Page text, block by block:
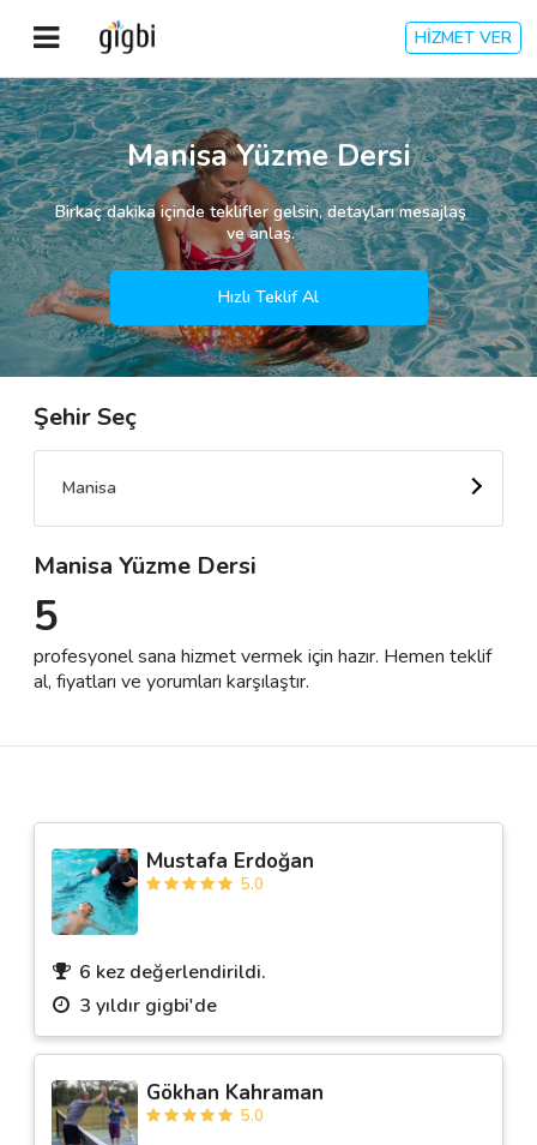
HİZMET VER
Anasayfa
Giriş Yap
Kayıt Ol
Kategoriler
🎈 Biz Kimiz?
🌟 Müşteri Değerlendirmeleri
Destek
İletişim
Manisa Yüzme Dersi
Birkaç dakika içinde teklifler gelsin, detayları mesajlaş
ve anlaş.
Hızlı Teklif Al
Şehir Seç
Manisa
Manisa Yüzme Dersi
5
profesyonel sana hizmet vermek için hazır. Hemen teklif
al, fiyatları ve yorumları karşılaştır.
Mustafa Erdoğan
5.0
6 kez değerlendirildi.
3 yıldır gigbi'de
Gökhan Kahraman
5.0